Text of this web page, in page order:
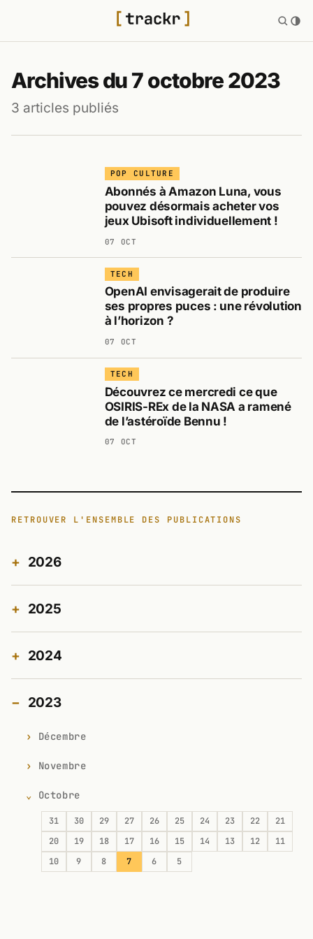
Archives du 7 octobre 2023
3 articles publiés
POP CULTURE
Abonnés à Amazon Luna, vous
pouvez désormais acheter vos
jeux Ubisoft individuellement !
07 OCT
TECH
OpenAI envisagerait de produire
ses propres puces : une révolution
à l’horizon ?
07 OCT
TECH
Découvrez ce mercredi ce que
OSIRIS-REx de la NASA a ramené
de l’astéroïde Bennu !
07 OCT
RETROUVER L'ENSEMBLE DES PUBLICATIONS
2026
2025
2024
2023
Décembre
Novembre
Octobre
31 30 29 27 26 25 24 23 22
21
20
19 18 17 16 15 14 13 12
11
10
9 8 7 6 5